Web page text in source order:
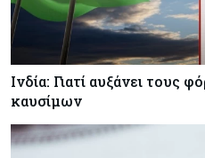
Ινδία: Γιατί αυξάνει τους
καυσίμων